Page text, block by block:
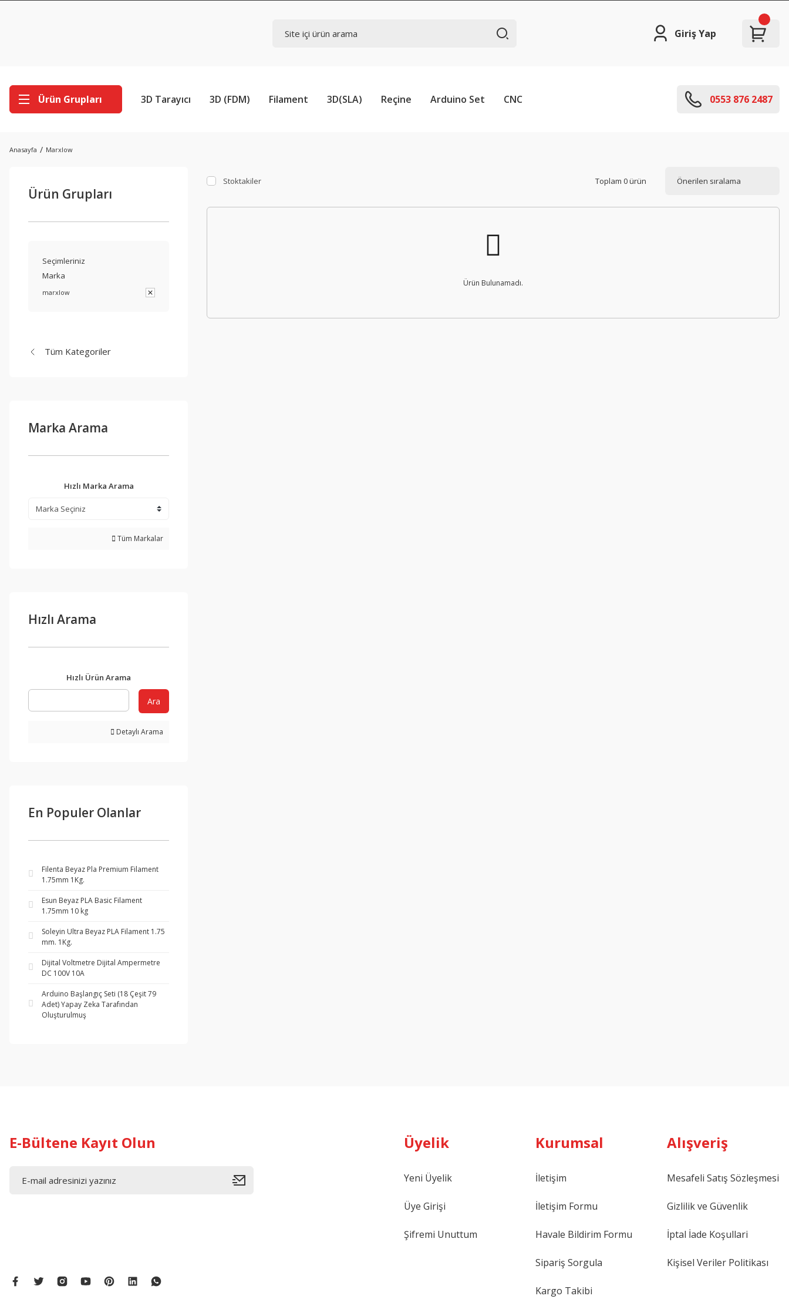
Giriş Yap
Ürün Grupları 3D Tarayıcı 3D (FDM) Filament 3D(SLA) Reçine Arduino Set CNC 0553 876 2487
Anasayfa Marxlow
Ürün Grupları
Seçimleriniz
Marka
marxlow
Tüm Kategoriler
Marka Arama
Hızlı Marka Arama
Tüm Markalar
Hızlı Arama
Hızlı Ürün Arama
Ara
Detaylı Arama
En Populer Olanlar
Filenta Beyaz Pla Premium Filament
1.75mm 1Kg.
Esun Beyaz PLA Basic Filament
1.75mm 10 kg
Soleyin Ultra Beyaz PLA Filament 1.75
mm. 1Kg.
Dijital Voltmetre Dijital Ampermetre
DC 100V 10A
Arduino Başlangıç Seti (18 Çeşit 79
Adet) Yapay Zeka Tarafından
Oluşturulmuş
Stoktakiler Toplam 0 ürün
Ürün Bulunamadı.
E-Bültene Kayıt Olun Üyelik
Yeni Üyelik
Üye Girişi
Şifremi Unuttum
Kurumsal
İletişim
İletişim Formu
Havale Bildirim Formu
Sipariş Sorgula
Kargo Takibi
Alışveriş
Mesafeli Satış Sözleşmesi
Gizlilik ve Güvenlik
İptal İade Koşullari
Kişisel Veriler Politikası